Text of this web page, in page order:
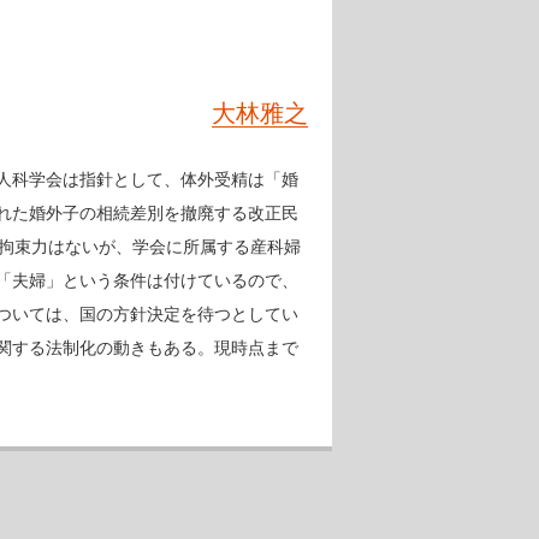
大林雅之
科学会は指針として、体外受精は「婚
た婚外子の相続差別を撤廃する改正民
束力はないが、学会に所属する産科婦
婦」という条件は付けているので、
いては、国の方針決定を待つとしてい
する法制化の動きもある。現時点まで